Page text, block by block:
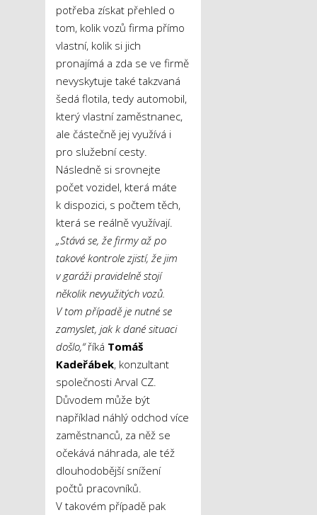
potřeba získat přehled o
tom, kolik vozů firma přímo
vlastní, kolik si jich
pronajímá a zda se ve firmě
nevyskytuje také takzvaná
šedá flotila, tedy automobil,
který vlastní zaměstnanec,
ale částečně jej využívá i
pro služební cesty.
Následně si srovnejte
počet vozidel, která máte
k dispozici, s počtem těch,
která se reálně využívají.
„Stává se, že firmy až po
takové kontrole zjistí, že jim
v garáži pravidelně stojí
několik nevyužitých vozů.
V tom případě je nutné se
zamyslet, jak k dané situaci
došlo,“říká Tomáš
Kadeřábek, konzultant
společnosti Arval CZ.
Důvodem může být
například náhlý odchod více
zaměstnanců, za něž se
očekává náhrada, ale též
dlouhodobější snížení
počtů pracovníků.
V takovém případě pak